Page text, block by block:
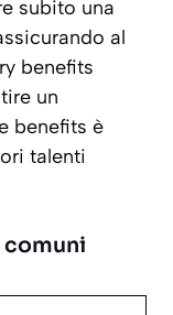
subito una
al
benefits
un
benefits è
talenti
comuni